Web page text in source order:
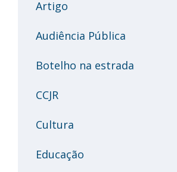
Artigo
Audiência Pública
Botelho na estrada
CCJR
Cultura
Educação